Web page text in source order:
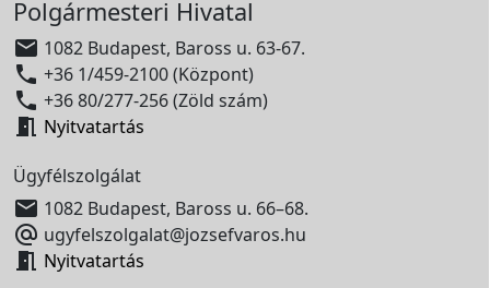
Polgármesteri Hivatal
 1082 Budapest, Baross u. 63-67.
 +36 1/459-2100 (Központ)
 +36 80/277-256 (Zöld szám)
 Nyitvatartás
Ügyfélszolgálat
 1082 Budapest, Baross u. 66–68.
 ugyfelszolgalat@jozsefvaros.hu
 Nyitvatartás